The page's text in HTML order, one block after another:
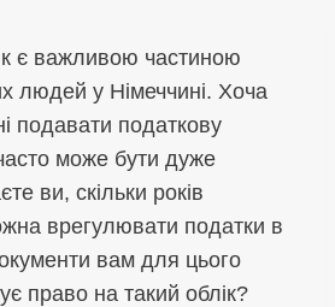
є важливою частиною
людей у Німеччині. Хоча
подавати податкову
може бути дуже
ви, скільки років
врегулювати податки в
вам для цього
право на такий облік?